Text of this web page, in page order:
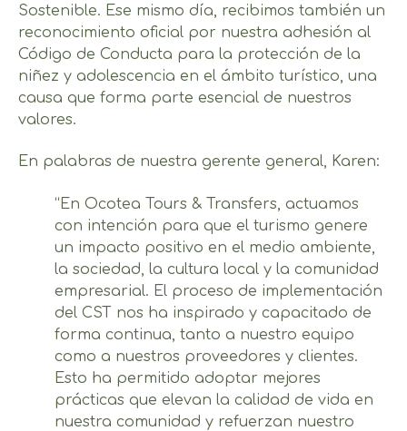
Sostenible. Ese mismo día, recibimos también un
reconocimiento oficial por nuestra adhesión al
Código de Conducta para la protección de la
niñez y adolescencia en el ámbito turístico, una
causa que forma parte esencial de nuestros
valores.
En palabras de nuestra gerente general, Karen:
“En Ocotea Tours & Transfers, actuamos
con intención para que el turismo genere
un impacto positivo en el medio ambiente,
la sociedad, la cultura local y la comunidad
empresarial. El proceso de implementación
del CST nos ha inspirado y capacitado de
forma continua, tanto a nuestro equipo
como a nuestros proveedores y clientes.
Esto ha permitido adoptar mejores
prácticas que elevan la calidad de vida en
nuestra comunidad y refuerzan nuestro